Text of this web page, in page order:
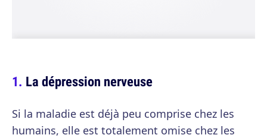
La dépression nerveuse
Si la maladie est déjà peu comprise chez les
humains, elle est totalement omise chez les